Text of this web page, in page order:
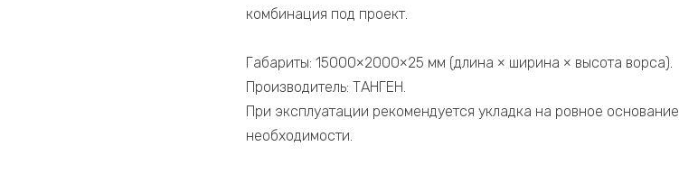
комбинация под проект.
Габариты: 15000×2000×25 мм (длина × ширина × высота ворса).
Производитель: ТАНГЕН.
При эксплуатации рекомендуется укладка на ровное
необходимости.